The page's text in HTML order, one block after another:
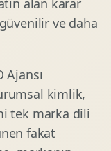
alan karar
ve daha
Ajansı
kimlik,
tek marka dili
fakat